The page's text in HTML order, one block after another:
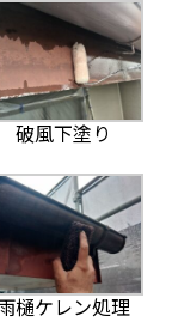
破風下塗り
樋ケレン処理